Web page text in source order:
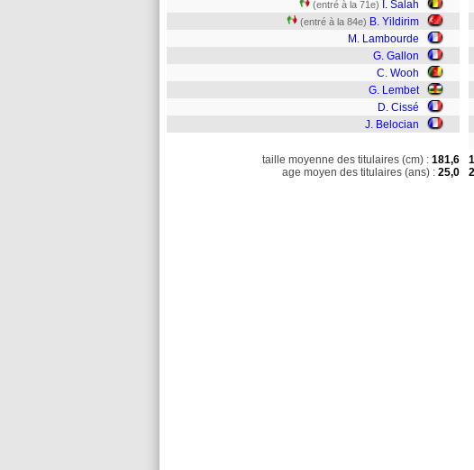
(entré à la 71e) I. Salah
(entré à la 84e) B. Yildirim
M. Lambourde
G. Gallon
C. Wooh
G. Lembet
D. Cissé
J. Belocian
taille moyenne des titulaires (cm) : 181,6
age moyen des titulaires (ans) : 25,0